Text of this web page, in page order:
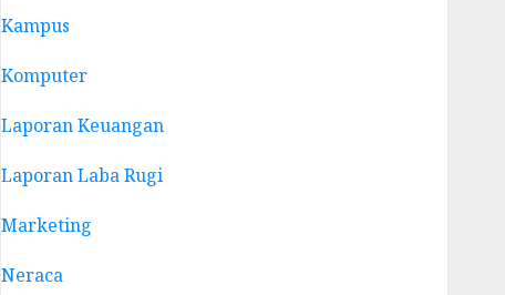
Kampus
Komputer
Laporan Keuangan
Laporan Laba Rugi
Marketing
Neraca